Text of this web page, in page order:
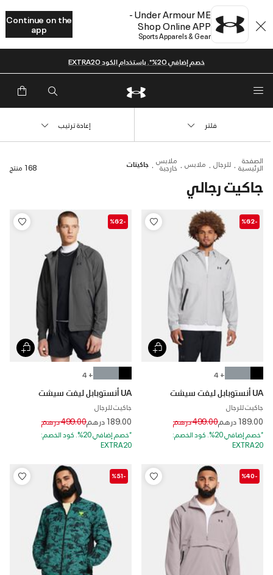
Under Armour ME -
Shop Online APP
Sports Apparels & Gear
Continue on the
app
خصم إضافي 20%*. باستخدام الكود EXTRA20
الصفحة
الرئيسية للرجال ملابس ملابس
خارجية جاكيتات
جاكيت رجالي
168 منتج
فلتر إعادة ترتيب
-%62
+ 4
UA أنستوبابل ليفت سيشت
جاكيت للرجال
189.00 درهم Price reduced from
499.00 درهم to
*خصم إضافي 20%. كود الخصم:
EXTRA20
-%62
+ 4
UA أنستوبابل ليفت سيشت
جاكيت للرجال
189.00 درهم Price reduced from
499.00 درهم to
*خصم إضافي 20%. كود الخصم:
EXTRA20
-%40
-%51